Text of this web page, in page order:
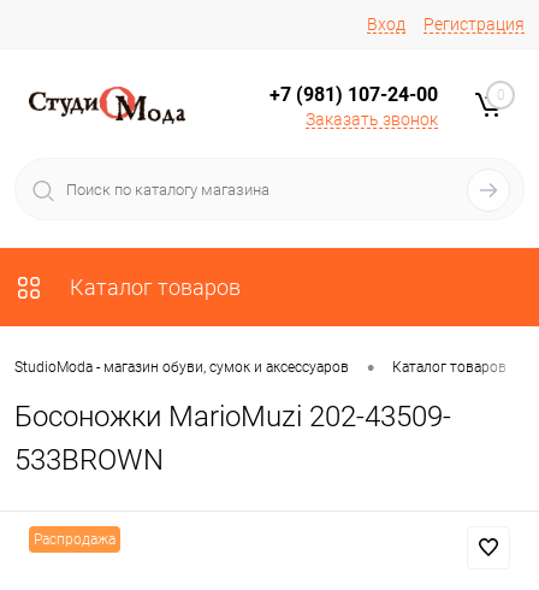
Вход Регистрация
+7 (981) 107-24-00
Заказать звонок
0
Каталог товаров
StudioModa - магазин обуви, сумок и аксессуаров • Каталог товаров
Босоножки MarioMuzi 202-43509-
533BROWN
Распродажа